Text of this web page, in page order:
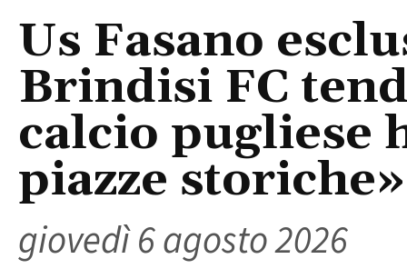
Us Fasano
Brindisi FC
calcio pugliese
piazze storiche»
giovedì 6 agosto 2026